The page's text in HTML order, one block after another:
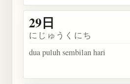
29日
にじゅうくにち
dua puluh sembilan hari